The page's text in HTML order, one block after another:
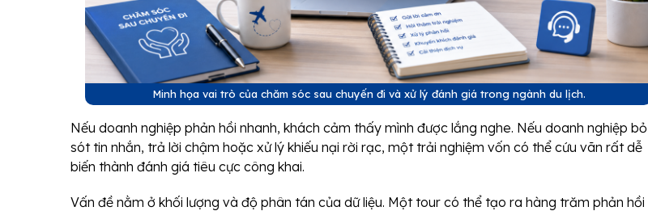
Minh họa vai trò của chăm sóc sau chuyến đi và xử lý đánh giá trong ngành du lịch.
Nếu doanh nghiệp phản hồi nhanh, khách cảm thấy mình được lắng nghe. Nếu doanh nghiệp bỏ
sót tin nhắn, trả lời chậm hoặc xử lý khiếu nại rời rạc, một trải nghiệm vốn có thể cứu vãn rất dễ
biến thành đánh giá tiêu cực công khai.
Vấn đề nằm ở khối lượng và độ phân tán của dữ liệu. Một tour có thể tạo ra hàng trăm phản hồi